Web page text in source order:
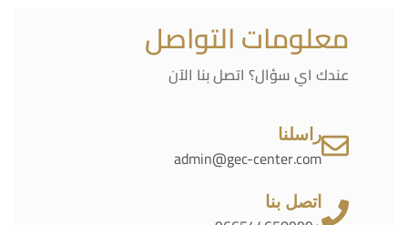
معلومات التواصل
عندك اي سؤال؟ اتصل بنا الآن
راسلنا
admin@gec-center.com
اتصل بنا